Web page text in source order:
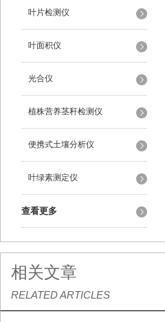
叶片检测仪
叶面积仪
光合仪
植株营养茎秆检测仪
便携式土壤分析仪
叶绿素测定仪
查看更多
相关文章
RELATED ARTICLES